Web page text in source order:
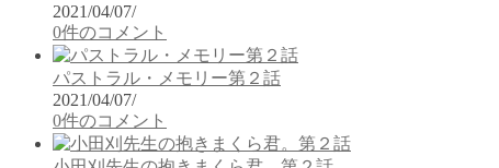
2021/04/07/
0件のコメント
パストラル・メモリー第２話
2021/04/07/
0件のコメント